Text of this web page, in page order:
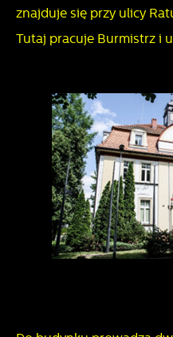
znajduje się przy ulicy
Tutaj pracuje Burmistrz i